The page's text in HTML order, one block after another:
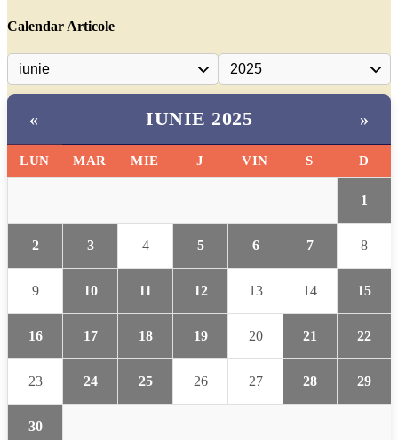
Calendar Articole
« IUNIE 2025 »
LUN MAR MIE J VIN S D
1
2 3 4 5 6 7 8
9 10 11 12 13 14 15
16 17 18 19 20 21 22
23 24 25 26 27 28 29
30